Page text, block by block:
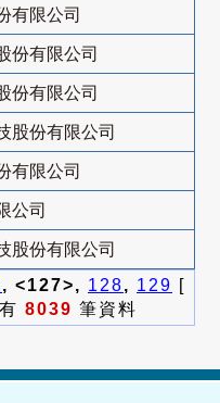
有限公司
份有限公司
份有限公司
股份有限公司
有限公司
公司
股份有限公司
, <127>, 128, 129 [
8039 筆資料